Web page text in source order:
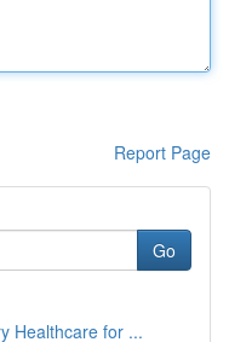
Report Page
Go
Healthcare for ...